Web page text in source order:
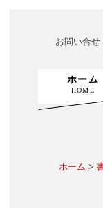
お問い合せ
ホーム
HOME
ホーム >